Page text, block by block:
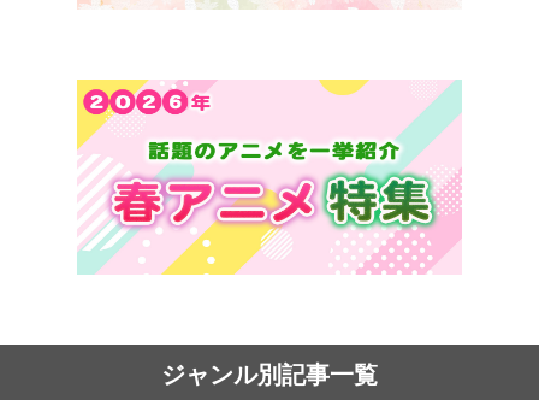
ジャンル別記事一覧